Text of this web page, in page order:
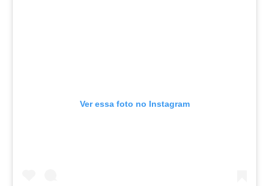
Ver essa foto no Instagram